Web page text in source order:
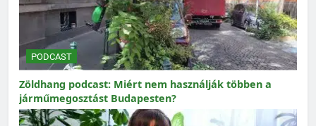
PODCAST
Zöldhang podcast: Miért nem használják többen a
járműmegosztást Budapesten?